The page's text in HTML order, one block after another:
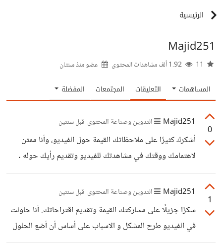
الرئيسية
Majid251
عضو منذسنتان
المساهمات التعليقات المجتمعات المفضلة
0
Majid251 التدوين وصناعة المحتوى قبل سنتين
أشكرك كثيرًا على ملاحظاتك القيمة حول الفيديو، وأنا ممتن
لاهتمامك ووقتك في مشاهدتك للفيديو وتقديم رأيك حوله .
سأعمل على تطبيق نصائحك شكراَ.
1
Majid251 التدوين وصناعة المحتوى قبل سنتين
شكرًا جزيلًا على مشاركتك القيمة وتقديم اقتراحاتك. أنا حاولت
في الفيديو طرح المشكل و الاسباب على أساس أن أضع الحلول
في فيديوهات أخرى تفاديا لإطالة الفيديو. لكن مع ذلك أشكرك